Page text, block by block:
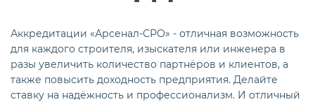
Аккредитации «Арсенал-СРО» - отличная возможность
для каждого строителя, изыскателя или инженера в
разы увеличить количество партнёров и клиентов, а
также повысить доходность предприятия. Делайте
ставку на надёжность и профессионализм. И отличный